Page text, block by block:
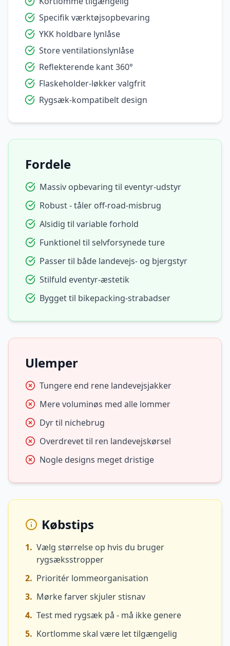
Specifik værktøjsopbevaring
YKK holdbare lynlåse
Store ventilationslynlåse
Reflekterende kant 360°
Flaskeholder-løkker valgfrit
Rygsæk-kompatibelt design
Fordele
Massiv opbevaring til eventyr-udstyr
Robust - tåler off-road-misbrug
Alsidig til variable forhold
Funktionel til selvforsynede ture
Passer til både landevejs- og bjergstyr
Stilfuld eventyr-æstetik
Bygget til bikepacking-strabadser
Ulemper
Tungere end rene landevejsjakker
Mere voluminøs med alle lommer
Dyr til nichebrug
Overdrevet til ren landevejskørsel
Nogle designs meget dristige
Købstips
1. Vælg størrelse op hvis du bruger
rygsæksstropper
2. Prioritér lommeorganisation
3. Mørke farver skjuler stisnav
4. Test med rygsæk på - må ikke genere
5. Kortlomme skal være let tilgængelig